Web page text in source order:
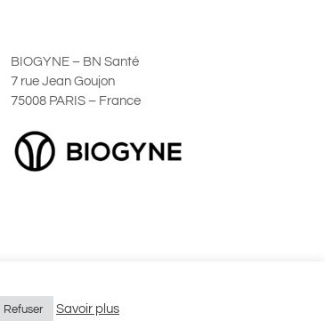
BIOGYNE – BN Santé
7 rue Jean Goujon
75008 PARIS – France
Refuser Savoir plus